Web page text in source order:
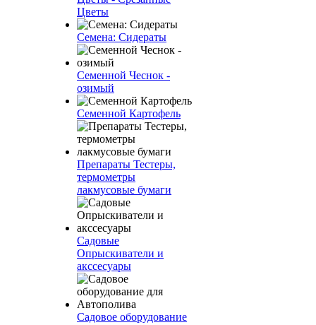
Цветы
Семена: Сидераты
Семенной Чеснок -
озимый
Семенной Картофель
Препараты Тестеры,
термометры
лакмусовые бумаги
Садовые
Опрыскиватели и
акссесуары
Садовое оборудование